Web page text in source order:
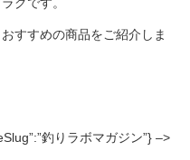
グです。
すすめの商品をご紹介しま
釣りラボマガジン”} –>